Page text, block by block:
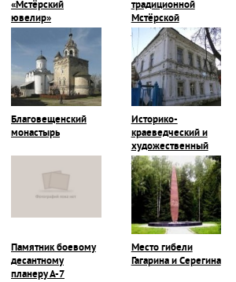
«Мстёрский
ювелир»
традиционной
Мстёрской
миниатюры
Благовещенский
монастырь
Историко-
краеведческий и
художественный
музей
Памятник боевому
десантному
планеру А-7
Место гибели
Гагарина и Серегина